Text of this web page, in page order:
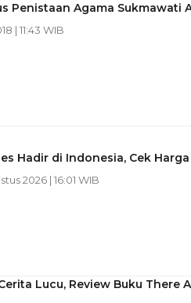
Penistaan Agama Sukmawati
| 11:43 WIB
Hadir di Indonesia, Cek
2026 | 16:01 WIB
Lucu, Review Buku There